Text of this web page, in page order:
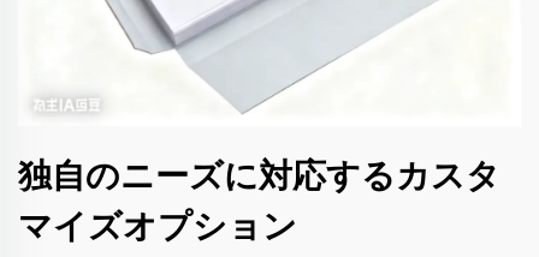
独自のニーズに対応するカスタ
マイズオプション